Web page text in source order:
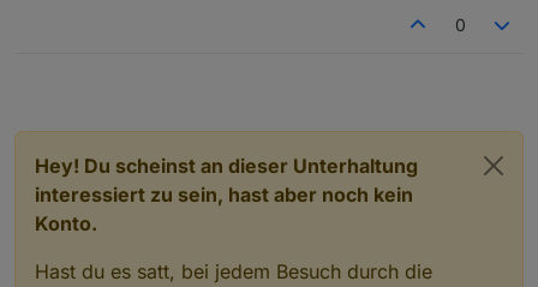
0
Hey! Du scheinst an dieser Unterhaltung
interessiert zu sein, hast aber noch kein
Konto.
Hast du es satt, bei jedem Besuch durch die